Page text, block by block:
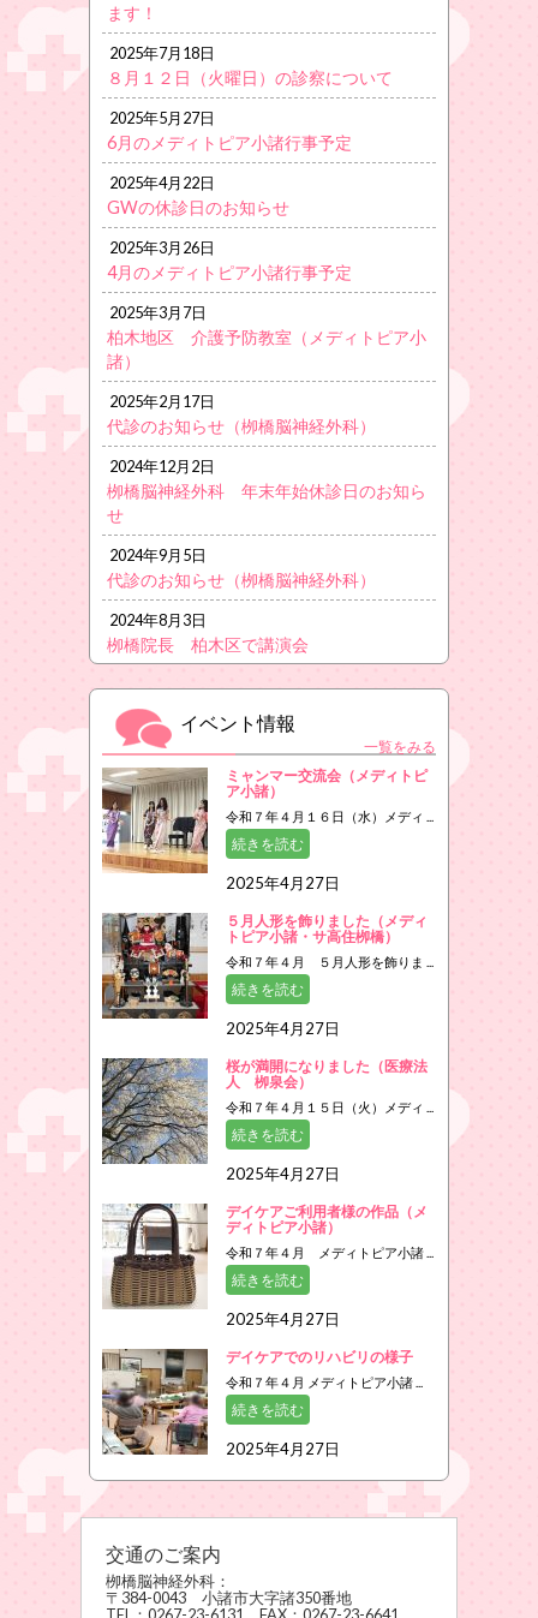
ます！
2025年7月18日
８月１２日（火曜日）の診察について
2025年5月27日
6月のメディトピア小諸行事予定
2025年4月22日
GWの休診日のお知らせ
2025年3月26日
4月のメディトピア小諸行事予定
2025年3月7日
柏木地区 介護予防教室（メディトピア小
諸）
2025年2月17日
代診のお知らせ（栁橋脳神経外科）
2024年12月2日
栁橋脳神経外科 年末年始休診日のお知ら
せ
2024年9月5日
代診のお知らせ（栁橋脳神経外科）
2024年8月3日
栁橋院長 柏木区で講演会
イベント情報
一覧をみる
ミャンマー交流会（メディトピ
ア小諸）
令和７年４月１６日（水）メディ ...
続きを読む
2025年4月27日
５月人形を飾りました（メディ
トピア小諸・サ高住栁橋）
令和７年４月 ５月人形を飾りま ...
続きを読む
2025年4月27日
桜が満開になりました（医療法
人 栁泉会）
令和７年４月１５日（火）メディ ...
続きを読む
2025年4月27日
デイケアご利用者様の作品（メ
ディトピア小諸）
令和７年４月 メディトピア小諸 ...
続きを読む
2025年4月27日
デイケアでのリハビリの様子
令和７年４月 メディトピア小諸 ...
続きを読む
2025年4月27日
交通のご案内
栁橋脳神経外科：
〒384-0043 小諸市大字諸350番地